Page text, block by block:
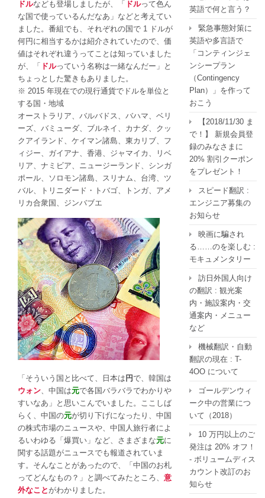
ドルなども登場しましたが、「 ドルって色ん
な国で使っているんだなあ」などと考えてい
ました。番組でも、それぞれの国で 1 ドルが
何円に相当するかは紹介されていたので、価
値はそれぞれ違うってことは知っていました
が、「 ドルっていう名称は一緒なんだー」と
ちょっとした驚きもありました。
※ 2015 年現在での現行通貨でドルを単位と
する国・地域
オーストラリア、バルバドス、バハマ、ベリ
ーズ、バミューダ、ブルネイ、カナダ、クッ
クアイランド、ケイマン諸島、東カリブ、フ
ィジー、ガイアナ、香港、ジャマイカ、リベ
リア、ナミビア、ニュージーランド、シンガ
ポール、ソロモン諸島、スリナム、台湾、ツ
バル、トリニダード・トバゴ、トンガ、アメ
リカ合衆国、ジンバブエ
「そういう国と比べて、日本は 円で、韓国は
ウォン、中国は元で各国バラバラでわかりや
すいなあ」と思いこんでいました。ここしば
らく、中国の元が切り下げになったり、中国
の株式市場のニュースや、中国人旅行者によ
るいわゆる「爆買い」など、さまざまな元に
関する話題がニュースでも報道されていま
す。そんなことがあったので、「中国のお札
ってどんなもの？」と調べてみたところ、 意
外なこと がわかりました。
英語で何と言う？
緊急事態対策に
英語や多言語で
「コンティンジェ
ンシープラン
（Contingency
Plan）」を作って
おこう
【2018/11/30 ま
で！】 新規会員登
録のみなさまに
20% 割引クーポン
をプレゼント！
スピード翻訳 :
エンジニア募集の
お知らせ
映画に騙され
る……のを楽しむ :
モキュメンタリー
訪日外国人向け
の翻訳 : 観光案
内・施設案内・交
通案内・メニュー
など
機械翻訳・自動
翻訳の現在 : T-
4OO について
ゴールデンウィ
ーク中の営業につ
いて（2018）
10 万円以上のご
発注は 20% オフ！
- ボリュームディス
カウント改訂のお
知らせ